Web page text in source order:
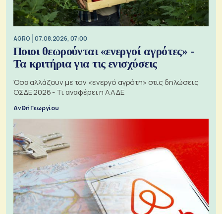
AGRO 07.08.2026, 07:00
Ποιοι θεωρούνται «ενεργοί αγρότες» -
Τα κριτήρια για τις ενισχύσεις
Όσα αλλάζουν με τον «ενεργό αγρότη» στις δηλώσεις
ΟΣΔΕ 2026 - Τι αναφέρει η ΑΑΔΕ
Ανθή Γεωργίου